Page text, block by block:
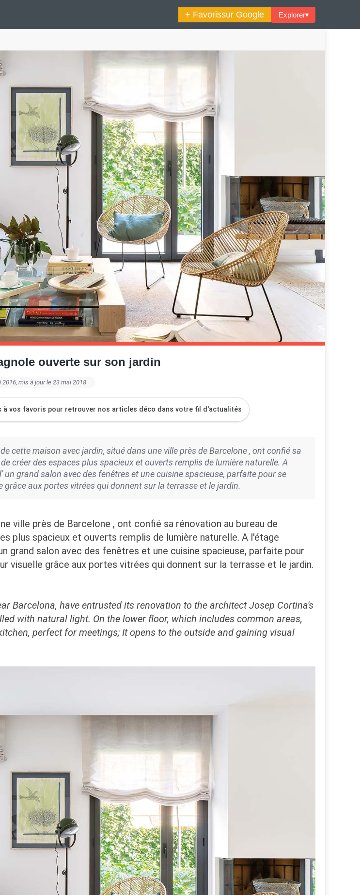
+ Favorissur Google Explorer▾
Photos Idées Déco En 10 Photos La Semaine Décoration Et Design
La Décoration Selon Votre Signe Astrologique Les Trouvailles Déco Du Jour
Maison Et Appartement Vintage On Décode La Déco Petite Surface
ouverte sur son jardin
2016, mis à jour le 23 mai 2018
à vos favoris pour retrouver nos articles déco dans votre fil d'actualités
cette maison avec jardin, situé dans une ville près de Barcelone , ont confié sa
créer des espaces plus spacieux et ouverts remplis de lumière naturelle. A
grand salon avec des fenêtres et une cuisine spacieuse, parfaite pour se
aux portes vitrées qui donnent sur la terrasse et le jardin.
ville près de Barcelone , ont confié sa rénovation au bureau de
plus spacieux et ouverts remplis de lumière naturelle. A l'étage
grand salon avec des fenêtres et une cuisine spacieuse, parfaite pour
visuelle grâce aux portes vitrées qui donnent sur la terrasse et le jardin.
Barcelona, have entrusted its renovation to the architect Josep Cortina's
with natural light. On the lower floor, which includes common areas,
perfect for meetings; It opens to the outside and gaining visual